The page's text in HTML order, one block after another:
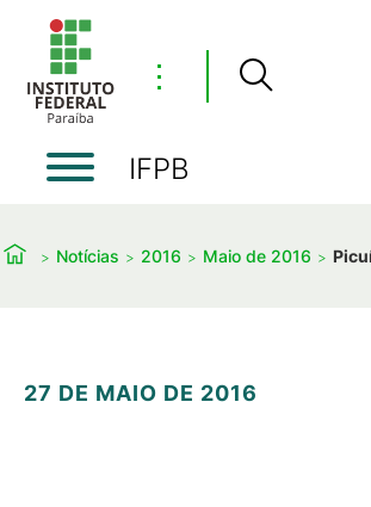
⋮
IFPB
Notícias 2016 Maio de 2016
27 DE MAIO DE 2016